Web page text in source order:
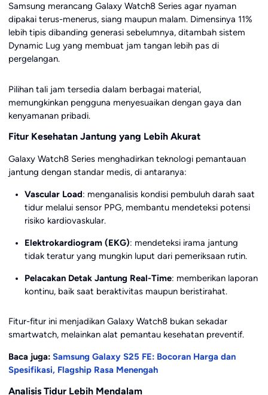
Samsung merancang Galaxy Watch8 Series agar nyaman
dipakai terus-menerus, siang maupun malam. Dimensinya 11%
lebih tipis dibanding generasi sebelumnya, ditambah sistem
Dynamic Lug yang membuat jam tangan lebih pas di
pergelangan.
Pilihan tali jam tersedia dalam berbagai material,
memungkinkan pengguna menyesuaikan dengan gaya dan
kenyamanan pribadi.
Fitur Kesehatan Jantung yang Lebih Akurat
Galaxy Watch8 Series menghadirkan teknologi pemantauan
jantung dengan standar medis, di antaranya:
Vascular Load: menganalisis kondisi pembuluh darah saat
tidur melalui sensor PPG, membantu mendeteksi potensi
risiko kardiovaskular.
Elektrokardiogram (EKG): mendeteksi irama jantung
tidak teratur yang mungkin luput dari pemeriksaan rutin.
Pelacakan Detak Jantung Real-Time: memberikan laporan
kontinu, baik saat beraktivitas maupun beristirahat.
Fitur-fitur ini menjadikan Galaxy Watch8 bukan sekadar
smartwatch, melainkan alat pemantau kesehatan preventif.
Baca juga: Samsung Galaxy S25 FE: Bocoran Harga dan
Spesifikasi, Flagship Rasa Menengah
Analisis Tidur Lebih Mendalam